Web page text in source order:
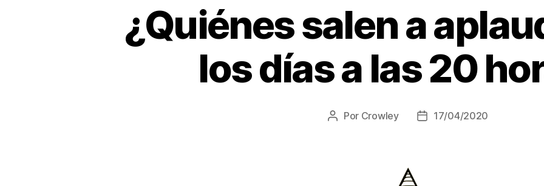
¿Quiénes salen a
los días a las 20
Autor
Por Crowley
Fecha17/04/2020